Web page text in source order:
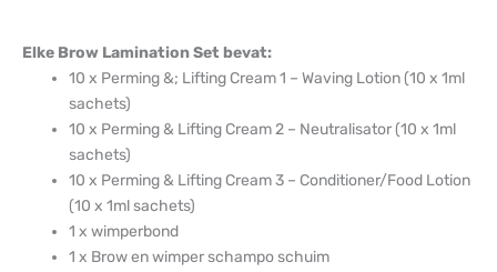
Elke Brow Lamination Set bevat:
10 x Perming &; Lifting Cream 1 – Waving Lotion (10 x 1ml
sachets)
10 x Perming & Lifting Cream 2 – Neutralisator (10 x 1ml
sachets)
10 x Perming & Lifting Cream 3 – Conditioner/Food Lotion
(10 x 1ml sachets)
1 x wimperbond
1 x Brow en wimper schampo schuim